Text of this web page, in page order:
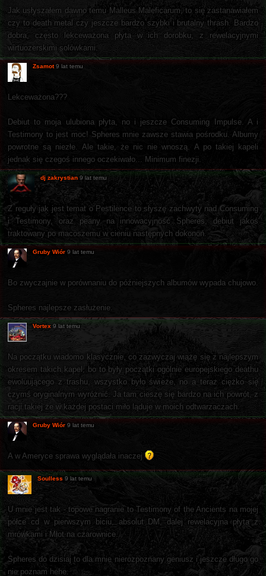
Jak usłyszałem dawno temu Malleus Maleficarum, to się zastanawiałem
czy to death metal czy jeszcze bardzo szybki i brutalny thrash. Bardzo
dobra, często lekceważona płyta w ich dorobku, z rewelacyjnymi
wirtuozerskimi solówkami.
Zsamot 9 lat temu
Lekceważona???
Debiut to moja ulubiona płyta, no i jeszcze Consuming Impulse. A i
Testimony to jest moc! Spheres mnie zawsze stawia pośrodku. Albumy
powrotne są niezłe. Ale takie, że nic nie wnoszą. A po takiej kapeli
jednak się czegoś innego oczekiwało... Minimum finezji.
dj zakrystian 9 lat temu
Z reguły jak jest temat o Pestilence to słyszę zachwyty nad Consuming
i Testimony, oraz peany na innowacyjność Spheres, debiut jakoś
traktowany po macoszemu w cieniu następnych dokonoń.
Gruby Wiór 9 lat temu
Bo zwyczajnie w porównaniu do późniejszych albumów wypada chujowo.
Spheres najlepsze zasłużenie.
Vortex 9 lat temu
Na początku wiadomo klasycznie, co zazwyczaj wiążę się z najlepszym
okresem takich kapel, bo to były początki ogólnie europejskiego deathu
ewoluującego z trashu, wszystko było świeże, no a teraz ciężko się
czymś oryginalnym wyróżnić. Ja tam cieszę się bardzo na ich powrót, z
racji takiej że w każdej postaci miło ląduje w moich odtwarzaczach.
Gruby Wiór 9 lat temu
A w Ameryce sprawa wyglądała inaczej
Soulless 9 lat temu
U mnie jest tak - topowe nagranie to Testimony of the Ancients na mojej
półce cd w pierwszym biciu, absolut DM, dalej rewelacyjna płyta z
mrówkami i Młot na czarownice.
Spheres do dzisiaj to dla mnie nierozpoznany geniusz i jeszcze długo go
nie poznam hehe.